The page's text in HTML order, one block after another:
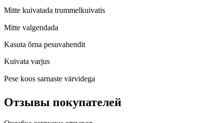
Mitte kuivatada trummelkuivatis
Mitte valgendada
Kasuta õrna pesuvahendit
Kuivata varjus
Pese koos sarnaste värvidega
Отзывы покупателей